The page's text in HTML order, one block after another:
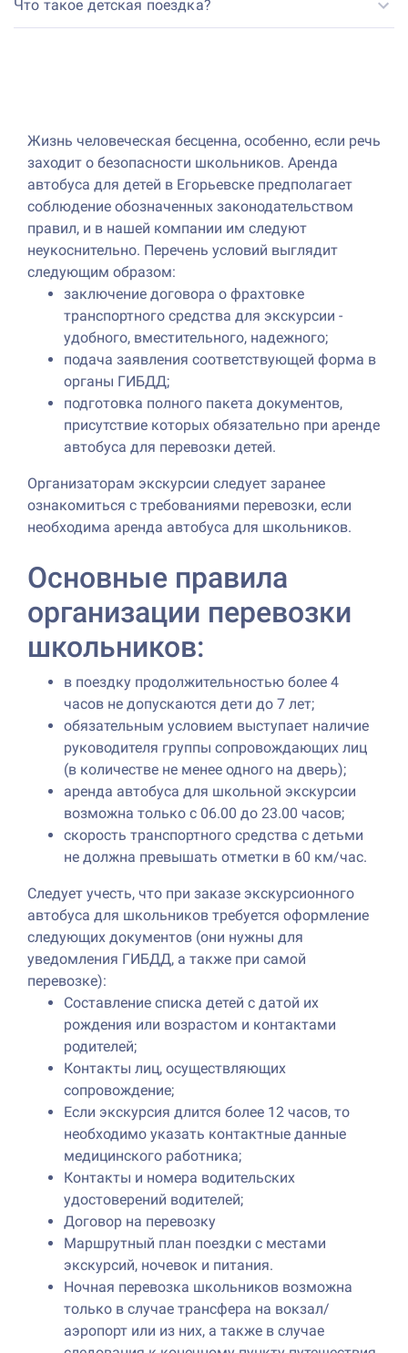
Что такое детская поездка?
Жизнь человеческая бесценна, особенно, если речь
заходит о безопасности школьников. Аренда
автобуса для детей в Егорьевске предполагает
соблюдение обозначенных законодательством
правил, и в нашей компании им следуют
неукоснительно. Перечень условий выглядит
следующим образом:
заключение договора о фрахтовке
транспортного средства для экскурсии -
удобного, вместительного, надежного;
подача заявления соответствующей форма в
органы ГИБДД;
подготовка полного пакета документов,
присутствие которых обязательно при аренде
автобуса для перевозки детей.
Организаторам экскурсии следует заранее
ознакомиться с требованиями перевозки, если
необходима аренда автобуса для школьников.
Основные правила
организации перевозки
школьников:
в поездку продолжительностью более 4
часов не допускаются дети до 7 лет;
обязательным условием выступает наличие
руководителя группы сопровождающих лиц
(в количестве не менее одного на дверь);
аренда автобуса для школьной экскурсии
возможна только с 06.00 до 23.00 часов;
скорость транспортного средства с детьми
не должна превышать отметки в 60 км/час.
Следует учесть, что при заказе экскурсионного
автобуса для школьников требуется оформление
следующих документов (они нужны для
уведомления ГИБДД, а также при самой
перевозке):
Составление списка детей с датой их
рождения или возрастом и контактами
родителей;
Контакты лиц, осуществляющих
сопровождение;
Если экскурсия длится более 12 часов, то
необходимо указать контактные данные
медицинского работника;
Контакты и номера водительских
удостоверений водителей;
Договор на перевозку
Маршрутный план поездки с местами
экскурсий, ночевок и питания.
Ночная перевозка школьников возможна
только в случае трансфера на вокзал/
аэропорт или из них, а также в случае